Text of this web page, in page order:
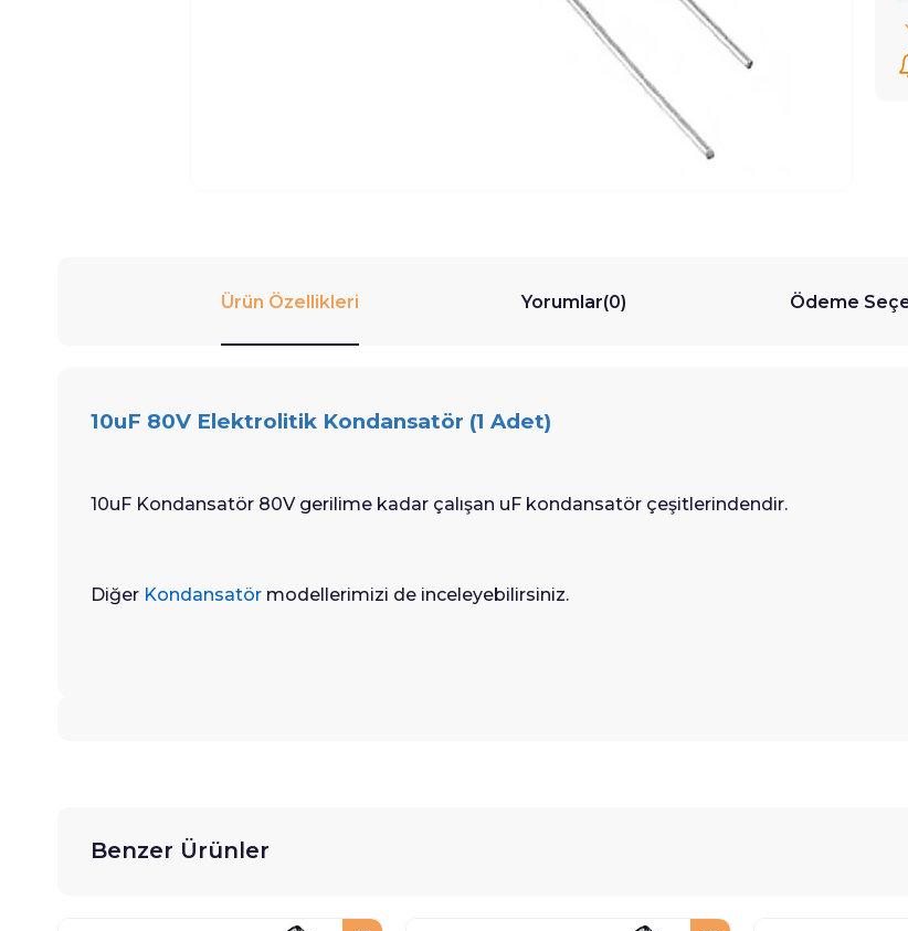
Ürün Özellikleri Yorumlar(0) Ödeme
10uF 80V Elektrolitik Kondansatör (1 Adet)
10uF Kondansatör 80V gerilime kadar çalışan uF kondansatör çeşitlerindendir.
Diğer Kondansatör modellerimizi de inceleyebilirsiniz.
Benzer Ürünler